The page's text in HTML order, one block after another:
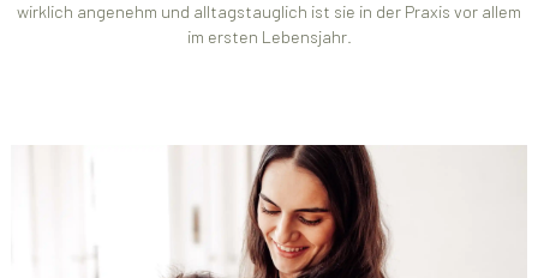
wirklich angenehm und alltagstauglich ist sie in der Praxis vor allem
im ersten Lebensjahr.